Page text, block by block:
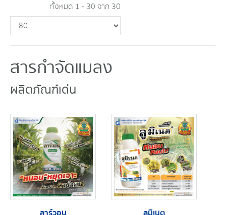
ทั้งหมด 1 - 30 จาก 30
สารกำจัดแมลง
ผลิตภัณฑ์เด่น